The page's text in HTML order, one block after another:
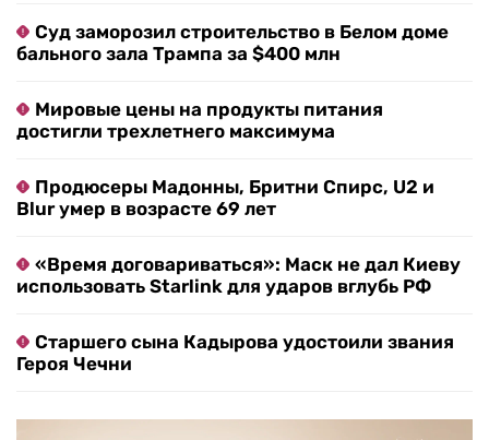
Суд заморозил строительство в Белом доме
бального зала Трампа за $400 млн
Мировые цены на продукты питания
достигли трехлетнего максимума
Продюсеры Мадонны, Бритни Спирс, U2 и
Blur умер в возрасте 69 лет
«Время договариваться»: Маск не дал Киеву
использовать Starlink для ударов вглубь РФ
Старшего сына Кадырова удостоили звания
Героя Чечни